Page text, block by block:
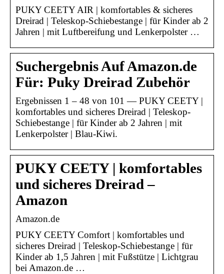
PUKY CEETY AIR | komfortables & sicheres
Dreirad | Teleskop-Schiebestange | für Kinder ab 2
Jahren | mit Luftbereifung und Lenkerpolster …
Suchergebnis Auf Amazon.de
Für: Puky Dreirad Zubehör
Ergebnissen 1 – 48 von 101 — PUKY CEETY |
komfortables und sicheres Dreirad | Teleskop-
Schiebestange | für Kinder ab 2 Jahren | mit
Lenkerpolster | Blau-Kiwi.
PUKY CEETY | komfortables
und sicheres Dreirad –
Amazon
Amazon.de
PUKY CEETY Comfort | komfortables und
sicheres Dreirad | Teleskop-Schiebestange | für
Kinder ab 1,5 Jahren | mit Fußstütze | Lichtgrau
bei Amazon.de …